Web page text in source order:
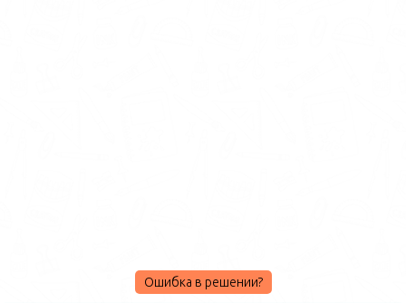
Ошибка в решении?